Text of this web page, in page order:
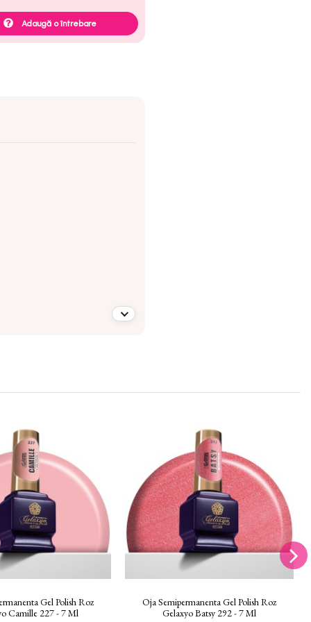
Adaugă o întrebare
Gel Polish Roz
Camille 227 - 7 Ml
Oja Semipermanenta Gel Polish Roz
Gelaxyo Batsy 292 - 7 Ml